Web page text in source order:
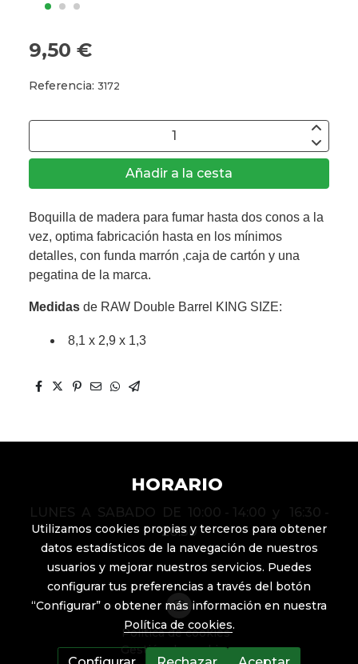
9,50 €
Referencia: 3172
Añadir a la cesta
Boquilla de madera para fumar hasta dos conos a la
vez, optima fabricación hasta en los mínimos
detalles, con funda marrón ,caja de cartón y una
pegatina de la marca.
Medidas de RAW Double Barrel KING SIZE:
8,1 x 2,9 x 1,3
HORARIO
LUNES A SABADO DE 10:00 - 14:00 y 16:30 -
20:30
Política de cookies
Gestión de cookies
Utilizamos cookies propias y terceros para obtener
datos estadísticos de la navegación de nuestros
usuarios y mejorar nuestros servicios. Puedes
configurar tus preferencias a través del botón
“Configurar” o obtener más información en nuestra
Política de cookies.